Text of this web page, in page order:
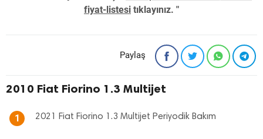
fiyat-listesi tıklayınız. "
Paylaş
2010 Fiat Fiorino 1.3 Multijet
1 2021 Fiat Fiorino 1.3 Multijet Periyodik Bakım